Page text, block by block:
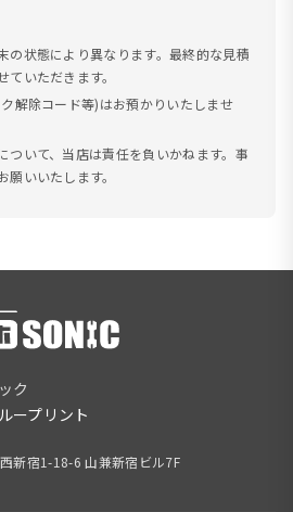
の状態により異なります。最終的な見積
いただきます。
解除コード等)はお預かりいたしませ
ついて、当店は責任を負いかねます。事
いいたします。
ク
ープリント
新宿1-18-6 山兼新宿ビル7F